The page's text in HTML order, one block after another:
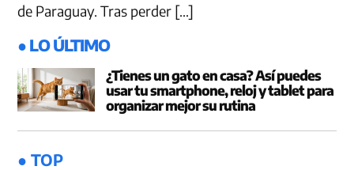
de Paraguay. Tras perder […]
● LO ÚLTIMO
¿Tienes un gato en casa? Así puedes
usar tu smartphone, reloj y tablet para
organizar mejor su rutina
● TOP